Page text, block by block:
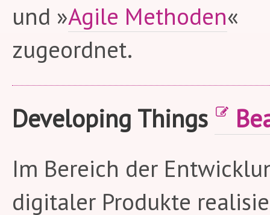
und »Agile Methoden«
zugeordnet.
Developing Things
Im Bereich der
digitaler Produkte